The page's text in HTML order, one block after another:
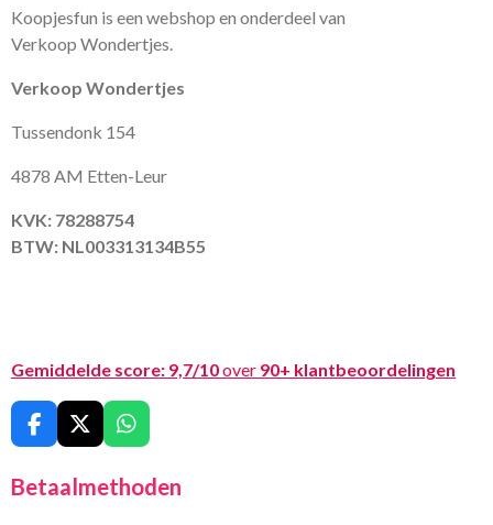
Koopjesfun is een webshop en onderdeel van
Verkoop Wondertjes.
Verkoop Wondertjes
Tussendonk 154
4878 AM Etten-Leur
KVK: 78288754
BTW: NL003313134B55
Gemiddelde score: 9,7/10over 90+ klantbeoordelingen
F
a
c
e
X
W
h
t
Betaalmethoden